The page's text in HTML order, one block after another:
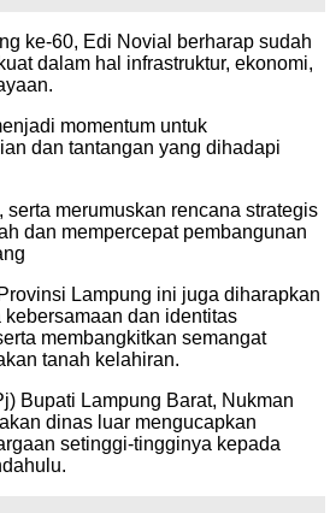
ke-60, Edi Novial berharap sudah
dalam hal infrastruktur, ekonomi,
momentum untuk
dan tantangan yang dihadapi
merumuskan rencana strategis
dan mempercepat pembangunan
Lampung ini juga diharapkan
dan identitas
membangkitkan semangat
tanah kelahiran.
Bupati Lampung Barat, Nukman
dinas luar mengucapkan
setinggi-tingginya kepada